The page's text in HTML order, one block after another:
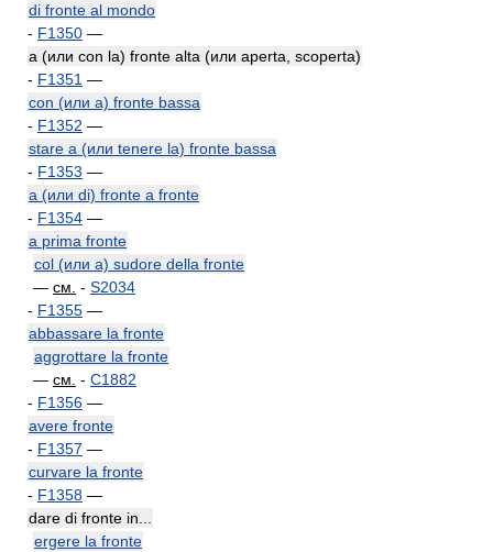
di fronte al mondo
- F1350 —
a (или con la) fronte alta (или aperta, scoperta)
- F1351 —
con (или a) fronte bassa
- F1352 —
stare a (или tenere la) fronte bassa
- F1353 —
a (или di) fronte a fronte
- F1354 —
a prima fronte
col (или a) sudore della fronte
— см. - S2034
- F1355 —
abbassare la fronte
aggrottare la fronte
— см. - C1882
- F1356 —
avere fronte
- F1357 —
curvare la fronte
- F1358 —
dare di fronte in...
ergere la fronte